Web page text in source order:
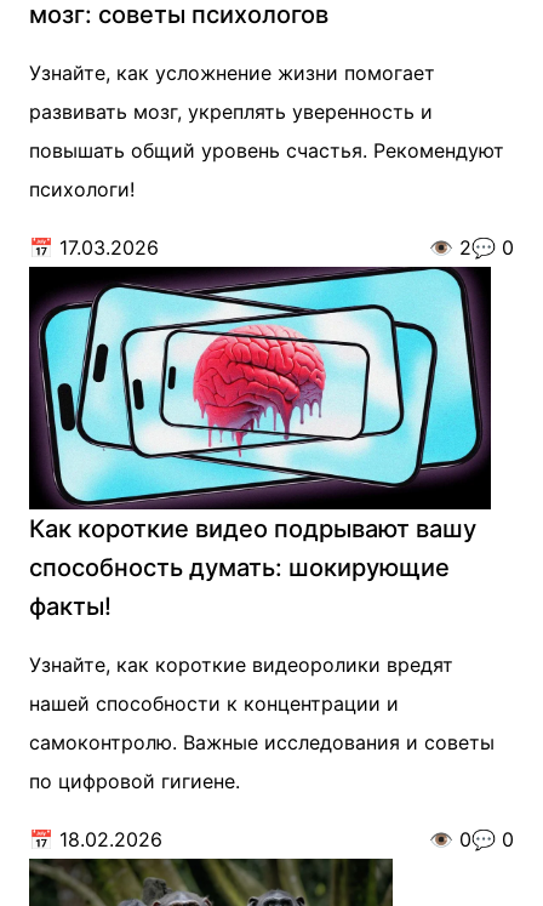
мозг: советы психологов
Узнайте, как усложнение жизни помогает
развивать мозг, укреплять уверенность и
повышать общий уровень счастья. Рекомендуют
психологи!
📅 17.03.2026 👁️ 2💬 0
Как короткие видео подрывают вашу
способность думать: шокирующие
факты!
Узнайте, как короткие видеоролики вредят
нашей способности к концентрации и
самоконтролю. Важные исследования и советы
по цифровой гигиене.
📅 18.02.2026 👁️ 0💬 0